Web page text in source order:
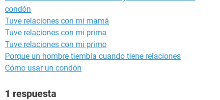
condón
Tuve relaciones con mi mamá
Tuve relaciones con mi prima
Tuve relaciones con mi primo
Porque un hombre tiembla cuando tiene relaciones
Cómo usar un condón
1 respuesta